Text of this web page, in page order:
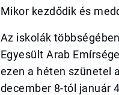
Mikor kezdődik és
Az iskolák
Egyesült Arab
ezen a héten szünetel
december 8-tól január